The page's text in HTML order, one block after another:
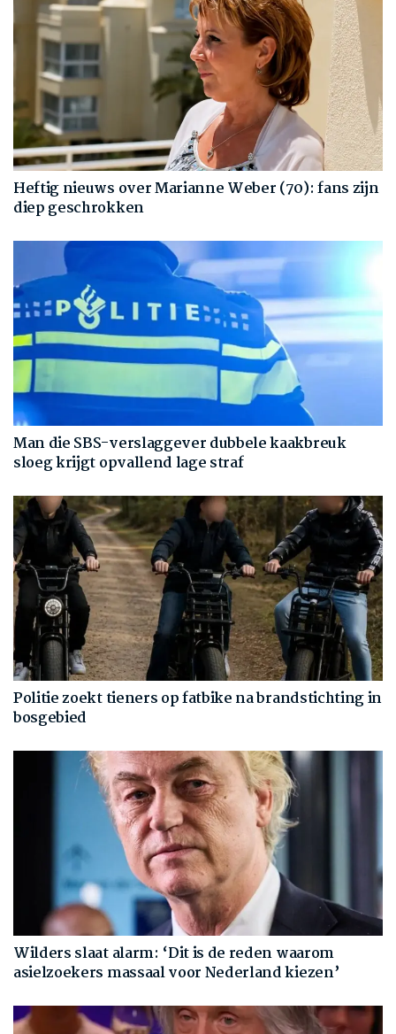
Heftig nieuws over Marianne Weber (70): fans zijn
diep geschrokken
Man die SBS-verslaggever dubbele kaakbreuk
sloeg krijgt opvallend lage straf
Politie zoekt tieners op fatbike na brandstichting in
bosgebied
Wilders slaat alarm: ‘Dit is de reden waarom
asielzoekers massaal voor Nederland kiezen’